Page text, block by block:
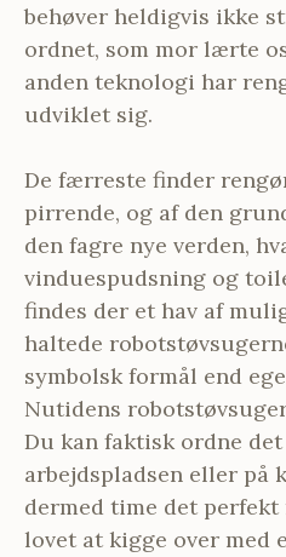
behøver heldigvis ikke
ordnet, som mor lærte
anden teknologi har
udviklet sig.
De færreste finder
pirrende, og af den
den fagre nye verden,
vinduespudsning og
findes der et hav af
haltede
symbolsk formål end
Nutidens
Du kan faktisk ordne
arbejdspladsen eller på
dermed time det perfekt
lovet at kigge over med